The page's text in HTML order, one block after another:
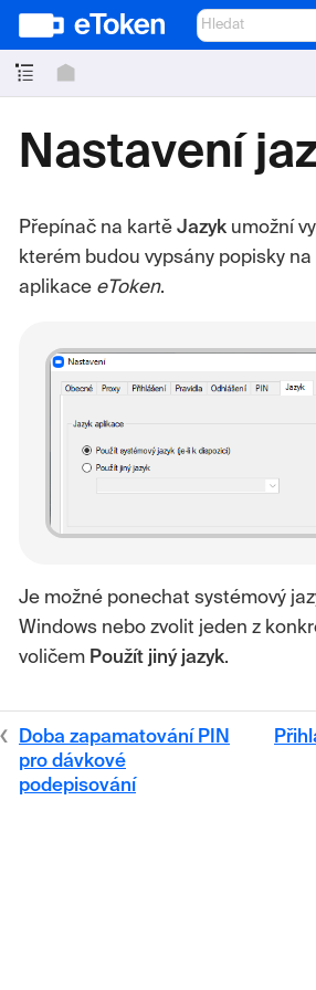
Nastavení
Přepínač na kartě Jazyk umožní
kterém budou vypsány popisky
aplikace eToken.
Je možné ponechat systémový
Windows nebo zvolit jeden z
voličem Použít jiný jazyk.
Doba zapamatování PIN
pro dávkové
podepisování